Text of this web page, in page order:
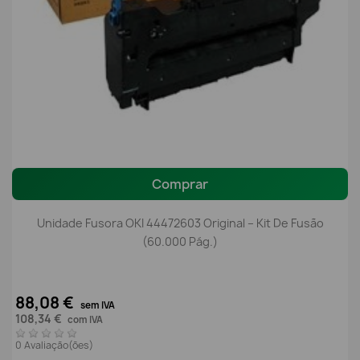
Comprar
Unidade Fusora OKI 44472603 Original – Kit De Fusão
(60.000 Pág.)
88,08 € sem IVA
108,34 € com IVA
0 Avaliação(ões)